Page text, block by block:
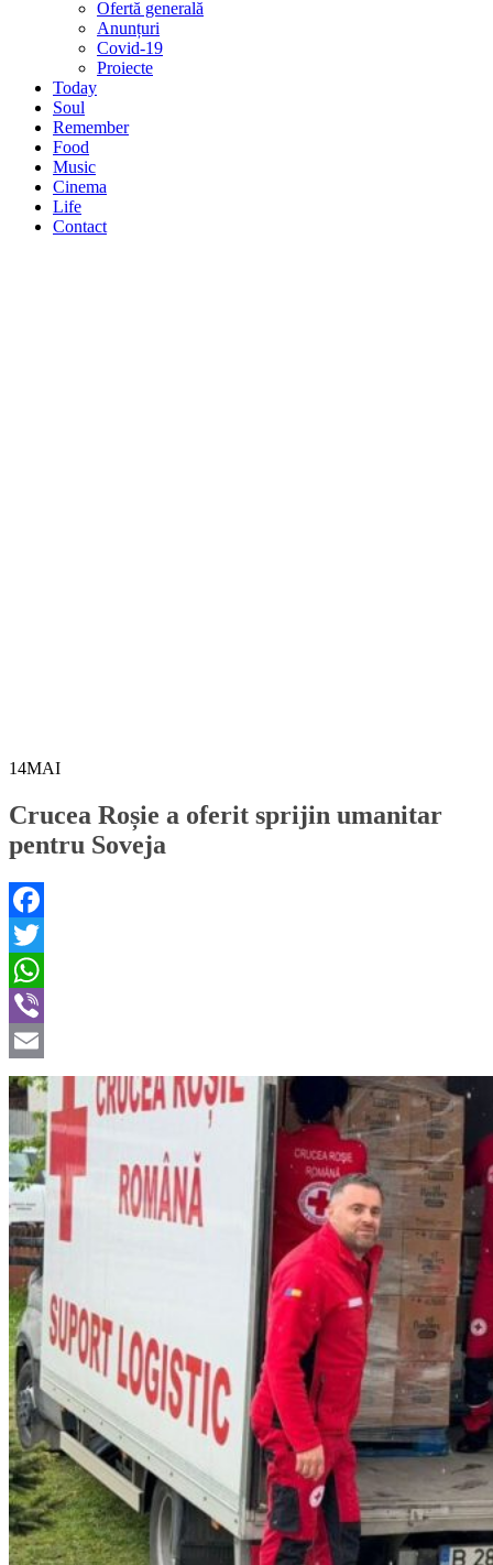
Ofertă generală
Anunțuri
Covid-19
Proiecte
Today
Soul
Remember
Food
Music
Cinema
Life
Contact
14MAI
Crucea Roșie a oferit sprijin umanitar
pentru Soveja
Facebook
Twitter
WhatsApp
Viber
Email